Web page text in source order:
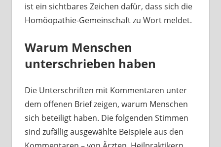
ist ein sichtbares Zeichen dafür, dass sich die
Homöopathie-Gemeinschaft zu Wort meldet.
Warum Menschen
unterschrieben haben
Die Unterschriften mit Kommentaren unter
dem offenen Brief zeigen, warum Menschen
sich beteiligt haben. Die folgenden Stimmen
sind zufällig ausgewählte Beispiele aus den